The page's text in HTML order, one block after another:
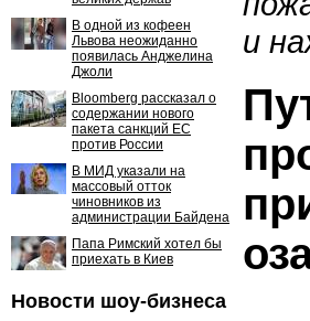
В одной из кофеен
Львова неожиданно
появилась Анджелина
Джоли
Bloomberg рассказал о
содержании нового
пакета санкций ЕС
против России
В МИД указали на
массовый отток
чиновников из
администрации Байдена
Папа Римский хотел бы
приехать в Киев
Новости шоу-бизнеса
и